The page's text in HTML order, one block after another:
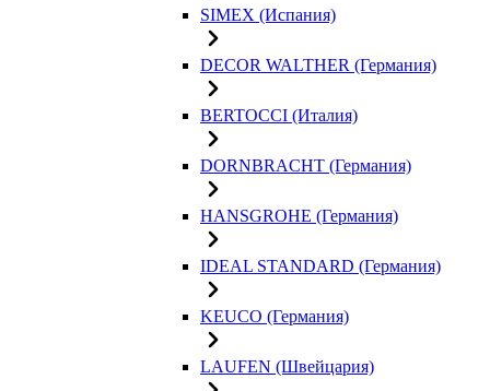
SIMEX (Испания)
DECOR WALTHER (Германия)
BERTOCCI (Италия)
DORNBRACHT (Германия)
HANSGROHE (Германия)
IDEAL STANDARD (Германия)
KEUCO (Германия)
LAUFEN (Швейцария)